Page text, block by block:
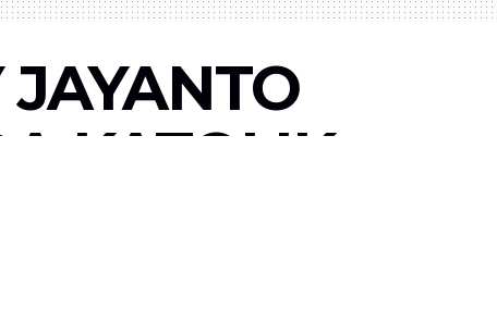
JAYANTO
KATOLIK